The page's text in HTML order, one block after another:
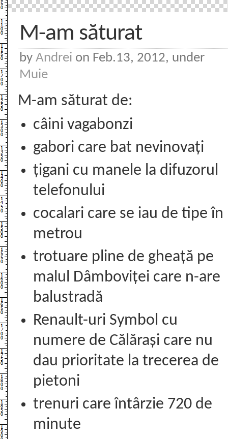
M-am săturat
by Andrei on Feb.13, 2012, under
Muie
M-am săturat de:
câini vagabonzi
gabori care bat nevinovați
țigani cu manele la difuzorul
telefonului
cocalari care se iau de tipe în
metrou
trotuare pline de gheață pe
malul Dâmboviței care n-are
balustradă
Renault-uri Symbol cu
numere de Călărași care nu
dau prioritate la trecerea de
pietoni
trenuri care întârzie 720 de
minute